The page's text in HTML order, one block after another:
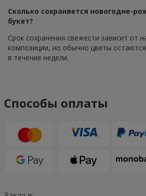
Сколько сохраняется новогодне-
букет?
Срок сохранения свежести зависит от
композиции, но обычно цветы
в течение недели.
Способы оплаты